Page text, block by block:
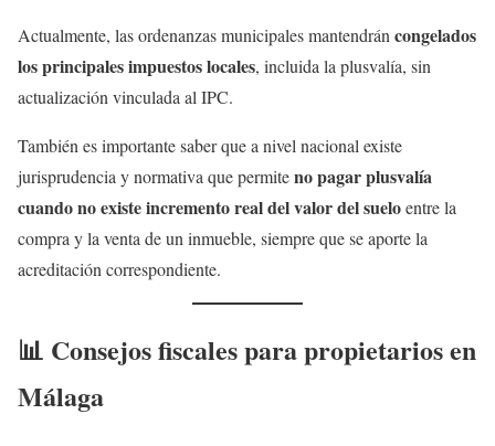
Actualmente, las ordenanzas municipales mantendrán congelados
los principales impuestos locales, incluida la plusvalía, sin
actualización vinculada al IPC.
También es importante saber que a nivel nacional existe
jurisprudencia y normativa que permiteno pagar plusvalía
cuando no existe incremento real del valor del sueloentre la
compra y la venta de un inmueble, siempre que se aporte la
acreditación correspondiente.
📊 Consejos fiscales para propietarios en
Málaga